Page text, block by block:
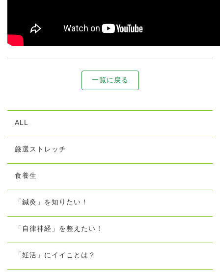
一覧に戻る
ALL
厳選ストレッチ
食養生
「鍼灸」を知りたい！
「自律神経」を整えたい！
「妊活」にイイことは？